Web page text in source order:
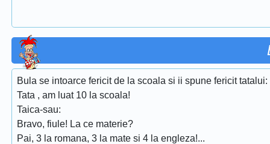
Bula se intoarce fericit de la scoala si ii spune fericit tatalui:
Tata , am luat 10 la scoala!
Taica-sau:
Bravo, fiule! La ce materie?
Pai, 3 la romana, 3 la mate si 4 la engleza!...